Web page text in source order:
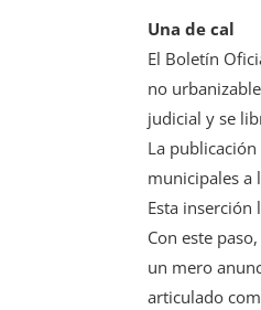
Una de cal
El Boletín
no
judicial y se
La
municipales a
Esta inserción
Con este
un mero
articulado